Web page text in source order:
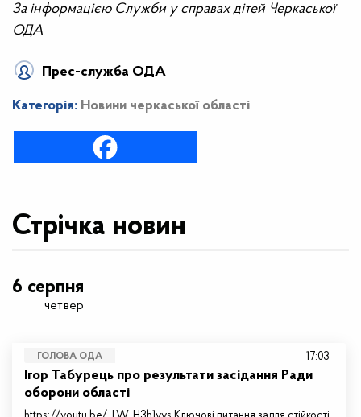
За інформацією Служби у справах дітей Черкаської
ОДА
Прес-служба ОДА
Категорія: Новини черкаської області
Стрічка новин
6 серпня
четвер
ГОЛОВА ОДА
Ігор Табурець про результати засідання Ради
оборони області
17:03